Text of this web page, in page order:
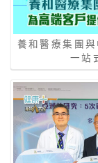
養和醫療集團
一站